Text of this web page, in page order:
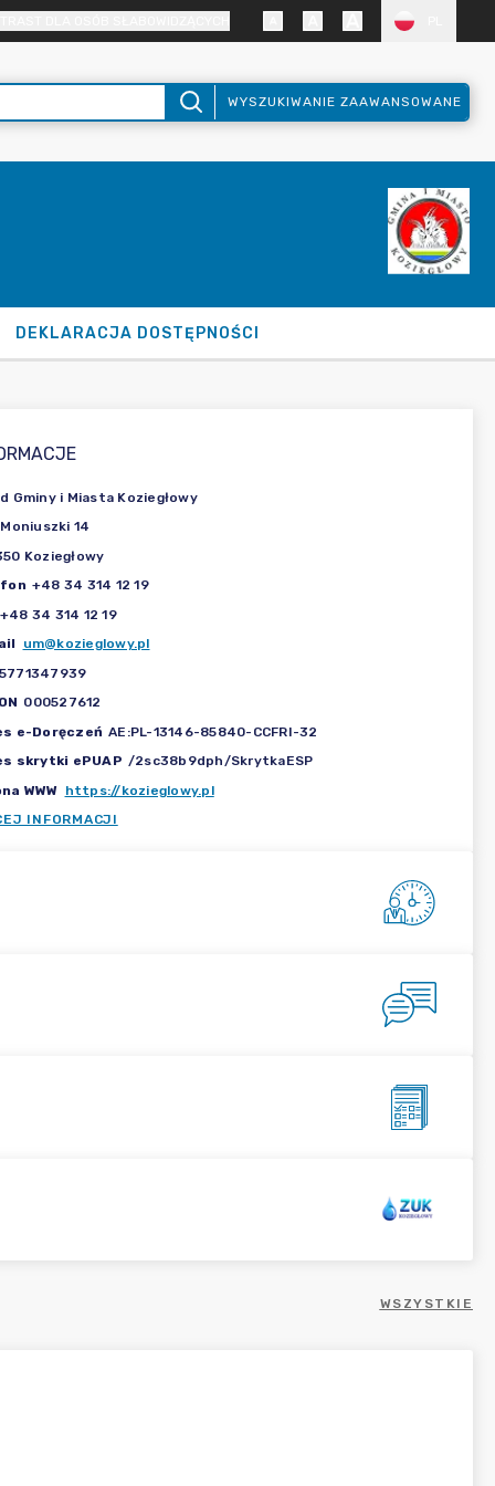
WYSZUKIWANIE ZAAWANSOWANE
DEKLARACJA DOSTĘPNOŚCI
Gminy i Miasta Koziegłowy
14
Koziegłowy
+48 34 314 12 19
+48 34 314 12 19
um@kozieglowy.pl
000527612
e-Doręczeń AE:PL-13146-85840-CCFRI-32
skrytki ePUAP /2sc38b9dph/SkrytkaESP
WWW https://kozieglowy.pl
INFORMACJI
WSZYSTKIE